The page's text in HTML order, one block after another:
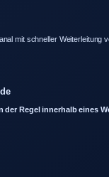
mit schneller Weiterleitung
Regel innerhalb eines